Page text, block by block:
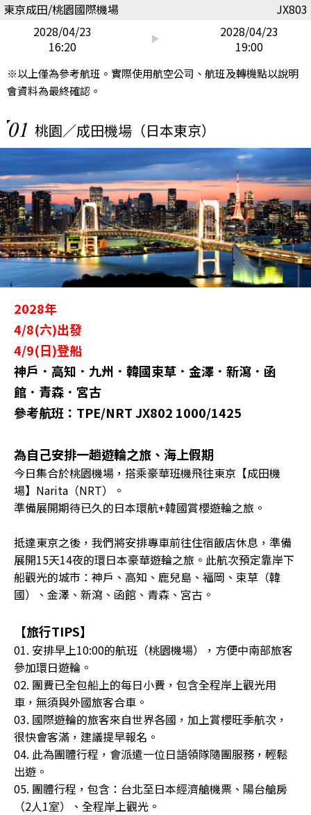
東京成田/桃園國際機場
JX803
2028/04/23
16:20
2028/04/23
19:00
※以上僅為參考航班。實際使用航空公司、航班及轉機點以說明
會資料為最終確認。
01 桃園／成田機場（日本東京）
2028年
4/8(六)出發
4/9(日)登船
神戶．高知．九州．韓國束草．金澤．新瀉．函
館．青森．宮古
參考航班：TPE/NRT JX802 1000/1425
為自己安排一趟遊輪之旅、海上假期
今日集合於桃園機場，搭乘豪華班機飛往東京【成田機
場】Narita（NRT）。
準備展開期待已久的日本環航+韓國賞櫻遊輪之旅。
抵達東京之後，我們將安排專車前往住宿飯店休息，準備
展開15天14夜的環日本豪華遊輪之旅。此航次預定靠岸下
船觀光的城市：神戶、高知、鹿兒島、福岡、束草（韓
國）、金澤、新瀉、函館、青森、宮古。
【旅行TIPS】
01. 安排早上10:00的航班（桃園機場），方便中南部旅客
參加環日遊輪。
02. 團費已全包船上的每日小費，包含全程岸上觀光用
車，無須與外國旅客合車。
03. 國際遊輪的旅客來自世界各國，加上賞櫻旺季航次，
很快會客滿，建議提早報名。
04. 此為團體行程，會派遣一位日語領隊隨團服務，輕鬆
出遊。
05. 團體行程，包含：台北至日本經濟艙機票、陽台艙房
（2人1室）、全程岸上觀光。